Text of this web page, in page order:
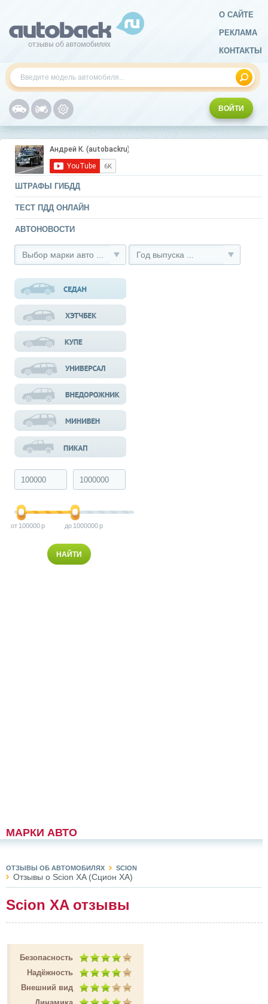
О САЙТЕ
РЕКЛАМА
КОНТАКТЫ
ВОЙТИ
ШТРАФЫ ГИБДД
ТЕСТ ПДД ОНЛАЙН
АВТОНОВОСТИ
Выбор марки авто ... Год выпуска ...
100000 1000000
МАРКИ АВТО
ОТЗЫВЫ ОБ АВТОМОБИЛЯХ SCION
Отзывы о Scion XA (Сцион ХА)
Scion XA отзывы
Безопасность
Надёжность
Внешний вид